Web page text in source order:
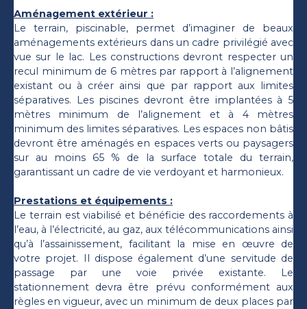
Aménagement extérieur :
Le terrain, piscinable, permet d’imaginer de beaux
aménagements extérieurs dans un cadre privilégié avec
vue sur le lac. Les constructions devront respecter un
recul minimum de 6 mètres par rapport à l’alignement
existant ou à créer ainsi que par rapport aux limites
séparatives. Les piscines devront être implantées à 5
mètres minimum de l’alignement et à 4 mètres
minimum des limites séparatives. Les espaces non bâtis
devront être aménagés en espaces verts ou paysagers
sur au moins 65 % de la surface totale du terrain,
garantissant un cadre de vie verdoyant et harmonieux.
Prestations et équipements :
Le terrain est viabilisé et bénéficie des raccordements à
l’eau, à l’électricité, au gaz, aux télécommunications ainsi
qu’à l’assainissement, facilitant la mise en œuvre de
votre projet. Il dispose également d’une servitude de
passage par une voie privée existante. Le
stationnement devra être prévu conformément aux
règles en vigueur, avec un minimum de deux places par